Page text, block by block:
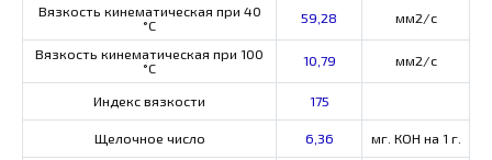
Вязкость кинематическая при 40
°С
59,28 мм2/с
Вязкость кинематическая при 100
°С
10,79 мм2/с
Индекс вязкости 175
Щелочное число 6,36 мг. КОН на 1 г.